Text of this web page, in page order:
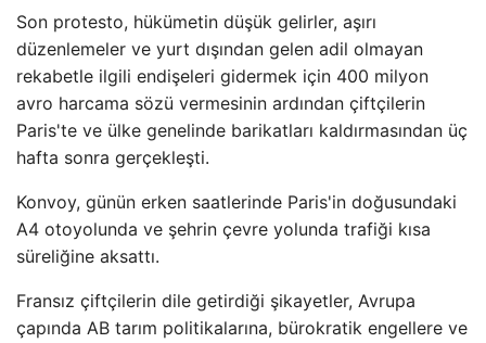
Son protesto, hükümetin düşük gelirler, aşırı
düzenlemeler ve yurt dışından gelen adil olmayan
rekabetle ilgili endişeleri gidermek için 400 milyon
avro harcama sözü vermesinin ardından çiftçilerin
Paris'te ve ülke genelinde barikatları kaldırmasından üç
hafta sonra gerçekleşti.
Konvoy, günün erken saatlerinde Paris'in doğusundaki
A4 otoyolunda ve şehrin çevre yolunda trafiği kısa
süreliğine aksattı.
Fransız çiftçilerin dile getirdiği şikayetler, Avrupa
çapında AB tarım politikalarına, bürokratik engellere ve